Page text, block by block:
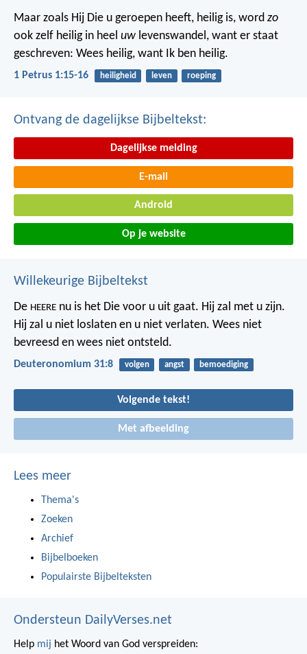
Maar zoals Hij Die u geroepen heeft, heilig is, word zo
ook zelf heilig in heel uw levenswandel, want er staat
geschreven: Wees heilig, want Ik ben heilig.
1 Petrus 1:15-16 heiligheid leven roeping
Ontvang de dagelijkse Bijbeltekst:
Dagelijkse melding
E-mail
Android
Op je website
Willekeurige Bijbeltekst
De HEERE nu is het Die voor u uit gaat. Hij zal met u zijn.
Hij zal u niet loslaten en u niet verlaten. Wees niet
bevreesd en wees niet ontsteld.
Deuteronomium 31:8 volgen angst bemoediging
Volgende tekst!
Met afbeelding
Lees meer
Thema's
Zoeken
Archief
Bijbelboeken
Populairste Bijbelteksten
Ondersteun DailyVerses.net
Help mij het Woord van God verspreiden: